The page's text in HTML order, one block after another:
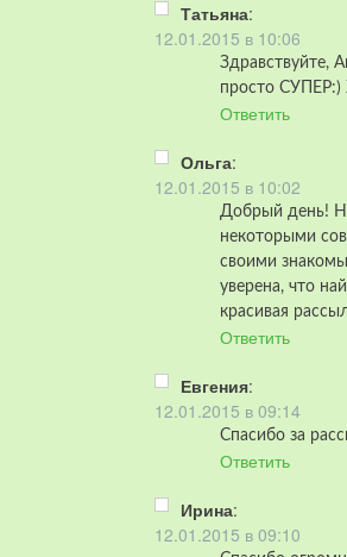
Татьяна:
12.01.2015 в 10:06
Здравствуйте,
просто СУПЕР:)
Ответить
Ольга:
12.01.2015 в 10:02
Добрый день!
некоторыми
своими
уверена, что
красивая
Ответить
Евгения:
12.01.2015 в 09:14
Спасибо за
Ответить
Ирина:
12.01.2015 в 09:10